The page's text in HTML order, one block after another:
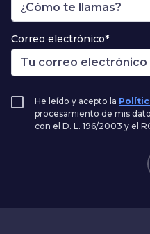
Correo electrónico*
He leído y acepto la
procesamiento de mis
con el D. L. 196/2003 y el